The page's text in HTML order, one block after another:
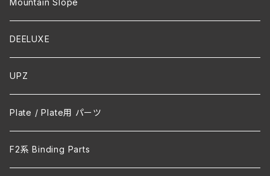
Mountain Slope
DEELUXE
UPZ
Plate / Plate用 パーツ
F2系 Binding Parts